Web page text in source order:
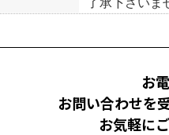
了承下さいま
お
お問い合わせを
お気軽に